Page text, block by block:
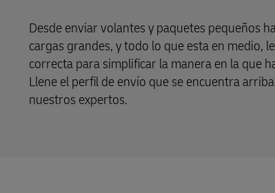
Desde enviar volantes y paquetes pequeños
cargas grandes, y todo lo que esta en medio,
correcta para simplificar la manera en la que
Llene el perfil de envío que se encuentra
nuestros expertos.